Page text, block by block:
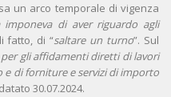
un arco temporale di vigenza
imponeva di aver riguardo agli
fatto, di “saltare un turno”. Sul
gli affidamenti diretti di lavori
e di forniture e servizi di importo
30.07.2024.